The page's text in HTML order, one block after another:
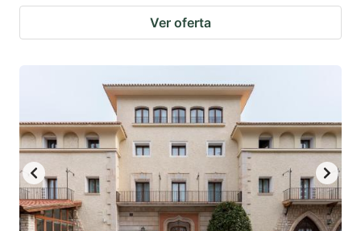
Ver oferta